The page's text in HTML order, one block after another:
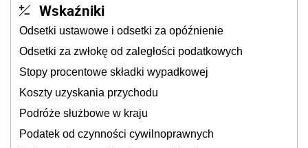
Wskaźniki
Odsetki ustawowe i odsetki za opóźnienie
Odsetki za zwłokę od zaległości podatkowych
Stopy procentowe składki wypadkowej
Koszty uzyskania przychodu
Podróże służbowe w kraju
Podatek od czynności cywilnoprawnych